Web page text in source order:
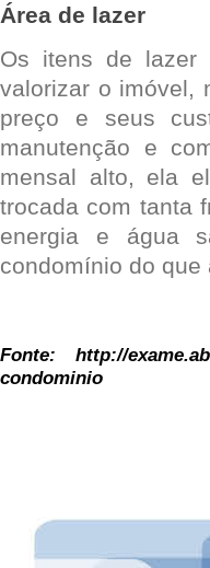
Área de lazer
Os itens de lazer
valorizar o imóvel,
preço e seus
manutenção e
mensal alto, ela
trocada com tanta
energia e água
condomínio do
Fonte: http://
condominio